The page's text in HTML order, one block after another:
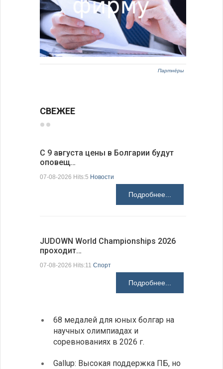
Партнёры
СВЕЖЕЕ
С 9 августа цены в Болгарии будут
оповещ…
07-08-2026 Hits:5 Новости
Подробнее...
JUDOWN World Championships 2026
проходит…
07-08-2026 Hits:11 Спорт
Подробнее...
68 медалей для юных болгар на
научных олимпиадах и
соревнованиях в 2026 г.
Gallup: Высокая поддержка ПБ, но